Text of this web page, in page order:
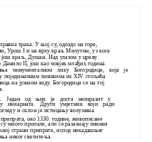
трака. У њој су, одоздо на горе,
Урош I и на врху краљ Милутин, уз кога
још краљ, Душан. Над улазом у цркву
II, још као човјек млађих година.
монументалном лику Богородице, која је
ликовима из XIV стољећа
на јужном зиду. Богородица се на тој
Један од њих је доста неизразит у
инкарната. Други умјетник који ради
и склон је истицању волумена.
око 1330. године, живописане
много пропале, али се разазнају ликови
страни припрате, испод некадашњег
неког светитеља.